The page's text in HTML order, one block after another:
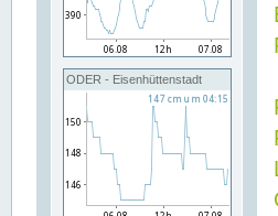
ODER - Eisenhüttenstadt